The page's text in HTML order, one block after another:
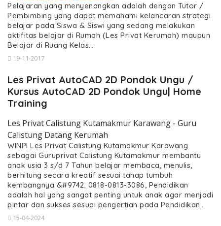
Pelajaran yang menyenangkan adalah dengan Tutor /
Pembimbing yang dapat memahami kelancaran strategi
belajar pada Siswa & Siswi yang sedang melakukan
aktifitas belajar di Rumah (Les Privat Kerumah) maupun
Belajar di Ruang Kelas…
19-11-2017
Les Privat AutoCAD 2D Pondok Ungu /
Kursus AutoCAD 2D Pondok Ungu| Home
Training
Les Privat Calistung Kutamakmur Karawang - Guru
Calistung Datang Kerumah
WINPI Les Privat Calistung Kutamakmur Karawang
sebagai Guruprivat Calistung Kutamakmur membantu
anak usia 3 s/d 7 Tahun belajar membaca, menulis,
berhitung secara kreatif sesuai tahap tumbuh
kembangnya &#9742; 0818-0813-3086, Pendidikan
adalah hal yang sangat penting untuk anak agar menjadi
pintar dan sukses sesuai pengertian pada Pendidikan…
15-04-2024